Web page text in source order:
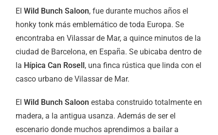
ElWild Bunch Saloon, fue durante muchos años el
honky tonk más emblemático de toda Europa. Se
encontraba en Vilassar de Mar, a quince minutos de la
ciudad de Barcelona, en España. Se ubicaba dentro de
la Hípica Can Rosell , una finca rústica que linda con el
casco urbano de Vilassar de Mar.
ElWild Bunch Saloon estaba construido totalmente en
madera, a la antigua usanza. Además de ser el
escenario donde muchos aprendimos a bailar a